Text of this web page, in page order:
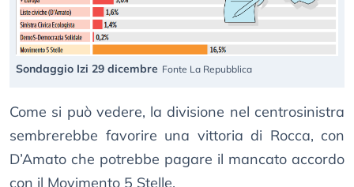
Sondaggio Izi 29 dicembre Fonte La Repubblica
Come si può vedere, la divisione nel centrosinistra
sembrerebbe favorire una vittoria di Rocca, con
D’Amato che potrebbe pagare il mancato accordo
con il Movimento 5 Stelle.